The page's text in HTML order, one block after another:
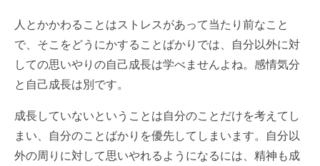
人とかかわることはストレスがあって当たり前なこと
で、そこをどうにかすることばかりでは、自分以外に対
しての思いやりの自己成長は学べませんよね。感情気分
と自己成長は別です。
成長していないということは自分のことだけを考えてし
まい、自分のことばかりを優先してしまいます。自分以
外の周りに対して思いやれるようになるには、精神も成